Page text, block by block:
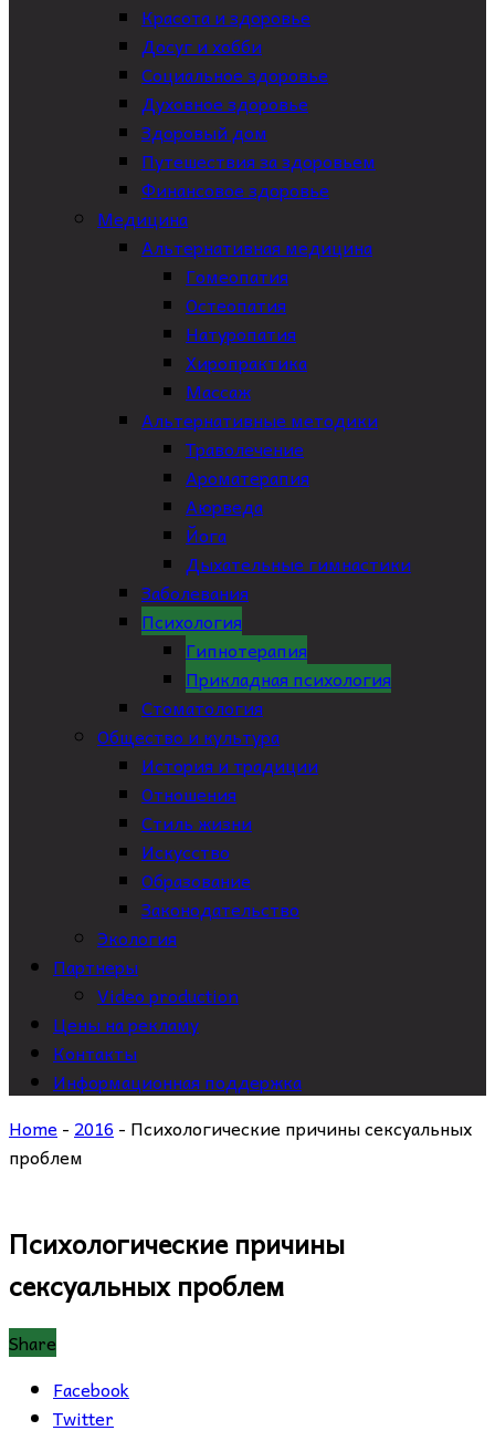
Красота и здоровье
Досуг и хобби
Социальное здоровье
Духовное здоровье
Здоровый дом
Путешествия за здоровьем
Финансовое здоровье
Медицина
Альтернативная медицина
Гомеопатия
Остеопатия
Натуропатия
Хиропрактика
Массаж
Альтернативные методики
Траволечение
Ароматерапия
Аюрведа
Йога
Дыхательные гимнастики
Заболевания
Психология
Гипнотерапия
Прикладная психология
Стоматология
Общество и культура
История и традиции
Отношения
Стиль жизни
Искусство
Образование
Законодательство
Экология
Партнеры
Video production
Цены на рекламу
Контакты
Информационная поддержка
Home- 2016 - Психологические причины сексуальных
проблем
Психологические причины
сексуальных проблем
Share
Facebook
Twitter